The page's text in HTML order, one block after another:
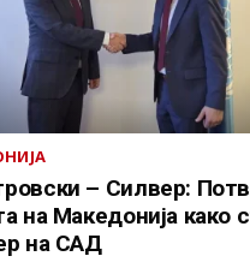
– Силвер:
на Македонија како
на САД